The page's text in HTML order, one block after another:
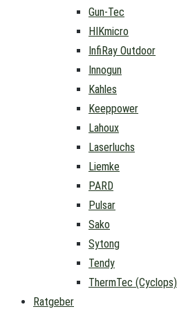
Gun-Tec
HIKmicro
InfiRay Outdoor
Innogun
Kahles
Keeppower
Lahoux
Laserluchs
Liemke
PARD
Pulsar
Sako
Sytong
Tendy
ThermTec (Cyclops)
Ratgeber